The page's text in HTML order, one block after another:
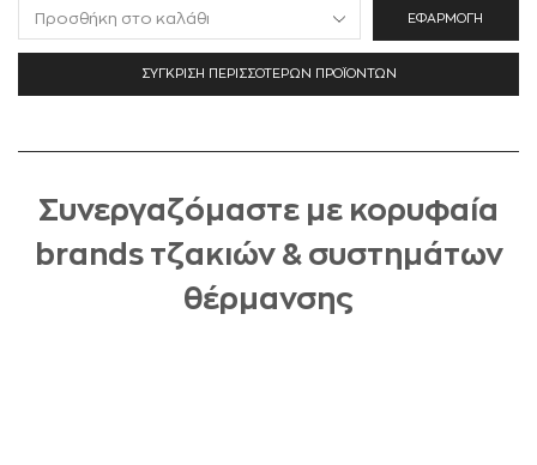
ΕΦΑΡΜΟΓΉ
ΣΎΓΚΡΙΣΗ ΠΕΡΙΣΣΌΤΕΡΩΝ ΠΡΟΪΌΝΤΩΝ
Συνεργαζόμαστε με κορυφαία
brands τζακιών & συστημάτων
θέρμανσης